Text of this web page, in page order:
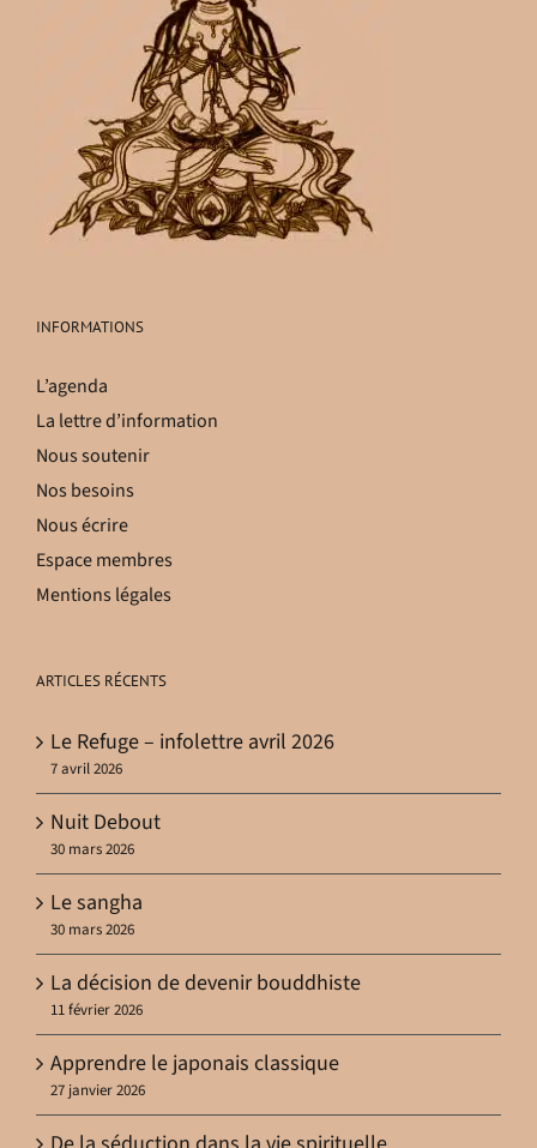
INFORMATIONS
L’agenda
La lettre d’information
Nous soutenir
Nos besoins
Nous écrire
Espace membres
Mentions légales
ARTICLES RÉCENTS
Le Refuge – infolettre avril 2026
7 avril 2026
Nuit Debout
30 mars 2026
Le sangha
30 mars 2026
La décision de devenir bouddhiste
11 février 2026
Apprendre le japonais classique
27 janvier 2026